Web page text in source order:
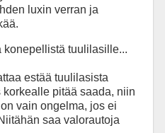
luxin verran ja
konepellistä tuulilasille...
estää tuulilasista
pitää saada, niin
vain ongelma, jos ei
saa valorautoja